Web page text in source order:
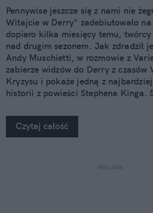
Pennywise jeszcze się z nami nie
Witajcie w Derry" zadebiutowało
dopiero kilka miesięcy temu,
nad drugim sezonem. Jak zdradził
Andy Muschietti, w rozmowie z
zabierze widzów do Derry z czasów
Kryzysu i pokaże jedną z
historii z powieści Stephena Kinga.
Czytaj całość
REKLAMA